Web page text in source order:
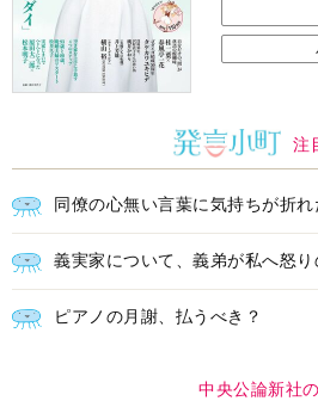
注
同僚の心無い言葉に気持ちが折れ
義実家について、義弟が私へ怒
ピアノの月謝、払うべき？
中央公論新社